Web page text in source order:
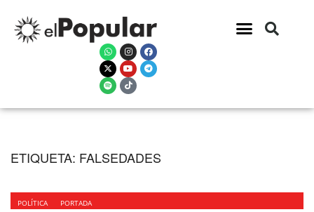
ETIQUETA: FALSEDADES
POLÍTICA PORTADA